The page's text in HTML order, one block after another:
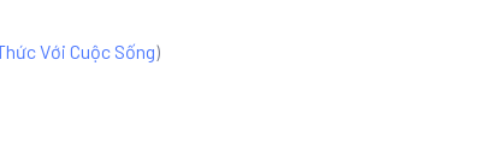
Với Cuộc Sống)